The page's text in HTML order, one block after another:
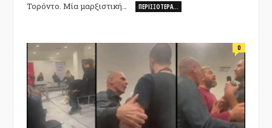
Τορόντο. Μία μαρξιστική…
ΠΕΡΙΣΣΌΤΕΡΑ…
0